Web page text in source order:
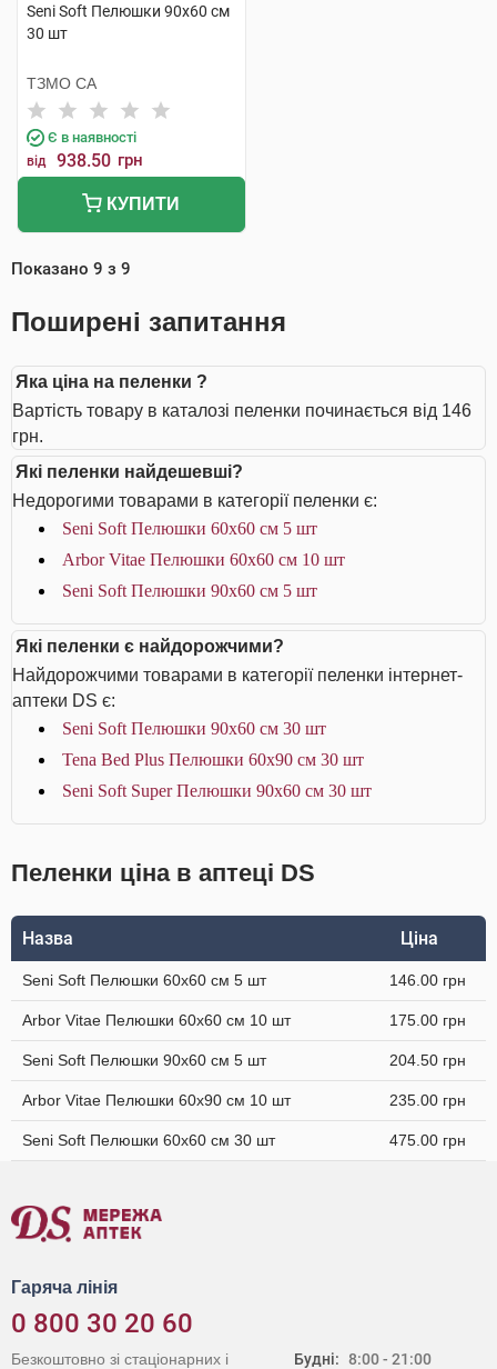
Seni Soft Пелюшки 90х60 см
30 шт
ТЗМО СА
Є в наявності
від 938.50 грн
КУПИТИ
Показано 9 з 9
Поширені запитання
Яка ціна на пеленки ?
Вартість товару в каталозі пеленки починається від 146
грн.
Які пеленки найдешевші?
Недорогими товарами в категорії пеленки є:
Seni Soft Пелюшки 60х60 см 5 шт
Arbor Vitae Пелюшки 60х60 см 10 шт
Seni Soft Пелюшки 90х60 см 5 шт
Які пеленки є найдорожчими?
Найдорожчими товарами в категорії пеленки інтернет-
аптеки DS є:
Seni Soft Пелюшки 90х60 см 30 шт
Tena Bed Plus Пелюшки 60х90 см 30 шт
Seni Soft Super Пелюшки 90х60 см 30 шт
Пеленки ціна в аптеці DS
Назва Ціна
Seni Soft Пелюшки 60х60 см 5 шт 146.00 грн
Arbor Vitae Пелюшки 60х60 см 10 шт 175.00 грн
Seni Soft Пелюшки 90х60 см 5 шт 204.50 грн
Arbor Vitae Пелюшки 60х90 см 10 шт 235.00 грн
Seni Soft Пелюшки 60х60 см 30 шт 475.00 грн
Гаряча лінія
0 800 30 20 60
Будні: 8:00 - 21:00
Безкоштовно зі стаціонарних і